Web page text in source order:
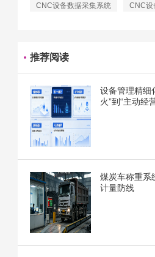
CNC设备数据采集系统 CNC设
推荐阅读
设备管理精细
火”到“主动经
煤炭车称重系
计量防线